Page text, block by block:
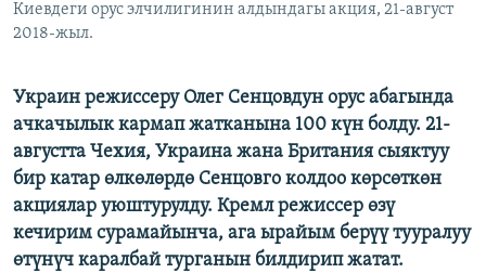
Киевдеги орус элчилигинин алдындагы акция, 21-август
2018-жыл.
Украин режиссеру Олег Сенцовдун орус абагында
ачкачылык кармап жатканына 100 күн болду. 21-
августта Чехия, Украина жана Британия сыяктуу
бир катар өлкөлөрдө Сенцовго колдоо көрсөткөн
акциялар уюштурулду. Кремл режиссер өзү
кечирим сурамайынча, ага ырайым берүү тууралуу
өтүнүч каралбай турганын билдирип жатат.